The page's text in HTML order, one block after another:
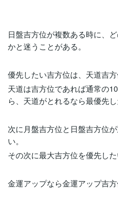
日盤吉方位が複数ある時に、
かと迷うことがある。
優先したい吉方位は、天道吉方
天道は吉方位であれば通常の
ら、天道がとれるなら最優先し
次に月盤吉方位と日盤吉方位
い。
その次に最大吉方位を優先した
金運アップなら金運アップ吉方